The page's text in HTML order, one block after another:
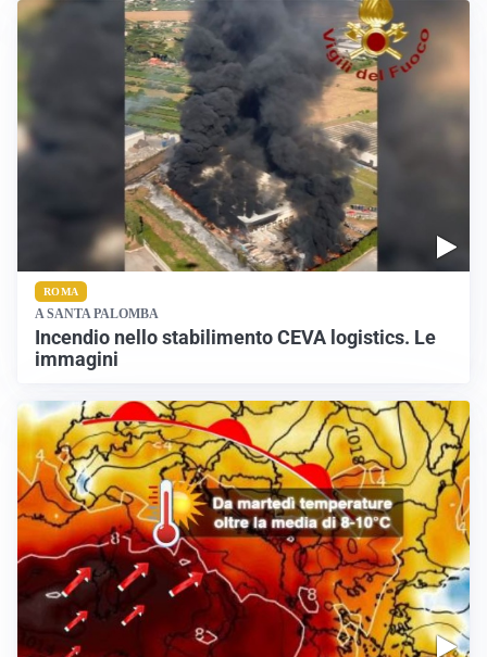
ROMA
A SANTA PALOMBA
Incendio nello stabilimento CEVA logistics. Le
immagini